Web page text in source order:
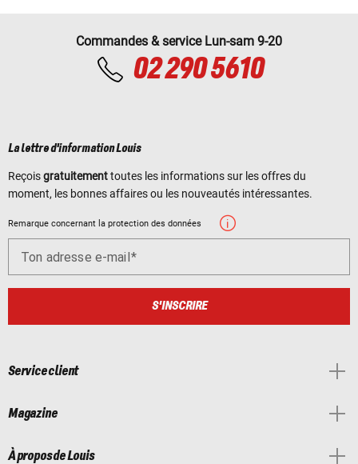
Commandes & service Lun-sam 9-20
02 290 5610
La lettre d'information Louis
Reçoisgratuitementtoutes les informations sur les offres du
moment, les bonnes affaires ou les nouveautés intéressantes.
Remarque concernant la protection des données
Ton adresse e-mail
S'INSCRIRE
Service client
Magazine
À propos de Louis